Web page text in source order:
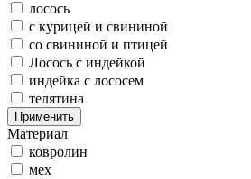
лосось
с курицей и свининой
со свининой и птицей
Лосось с индейкой
индейка с лососем
телятина
Применить
Материал
ковролин
мех